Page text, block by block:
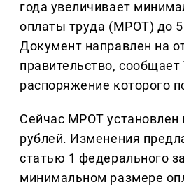
года увеличивает
оплаты труда (МРОТ) до
Документ направлен на
правительство,
распоряжение которого
Сейчас МРОТ установлен
рублей. Изменения
статью 1 федерального
минимальном размере